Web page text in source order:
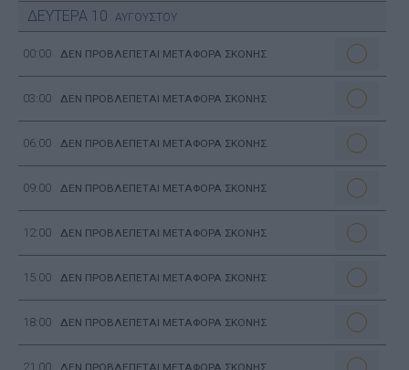
ΔΕΥΤΕΡΑ 10 ΑΥΓΟΥΣΤΟΥ
00:00 ΔΕΝ ΠΡΟΒΛΕΠΕΤΑΙ ΜΕΤΑΦΟΡΑ ΣΚΟΝΗΣ
03:00 ΔΕΝ ΠΡΟΒΛΕΠΕΤΑΙ ΜΕΤΑΦΟΡΑ ΣΚΟΝΗΣ
06:00 ΔΕΝ ΠΡΟΒΛΕΠΕΤΑΙ ΜΕΤΑΦΟΡΑ ΣΚΟΝΗΣ
09:00 ΔΕΝ ΠΡΟΒΛΕΠΕΤΑΙ ΜΕΤΑΦΟΡΑ ΣΚΟΝΗΣ
12:00 ΔΕΝ ΠΡΟΒΛΕΠΕΤΑΙ ΜΕΤΑΦΟΡΑ ΣΚΟΝΗΣ
15:00 ΔΕΝ ΠΡΟΒΛΕΠΕΤΑΙ ΜΕΤΑΦΟΡΑ ΣΚΟΝΗΣ
18:00 ΔΕΝ ΠΡΟΒΛΕΠΕΤΑΙ ΜΕΤΑΦΟΡΑ ΣΚΟΝΗΣ
21:00 ΔΕΝ ΠΡΟΒΛΕΠΕΤΑΙ ΜΕΤΑΦΟΡΑ ΣΚΟΝΗΣ